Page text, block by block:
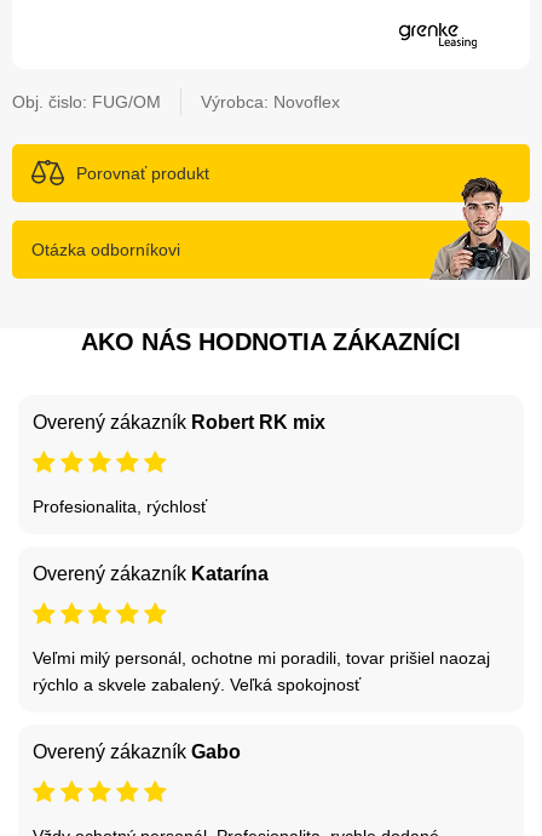
Obj. čislo: FUG/OM Výrobca: Novoflex
Porovnať produkt
Otázka odborníkovi
AKO NÁS HODNOTIA ZÁKAZNÍCI
Overený zákazník Robert RK mix
Profesionalita, rýchlosť
Overený zákazník Katarína
Veľmi milý personál, ochotne mi poradili, tovar prišiel naozaj
rýchlo a skvele zabalený. Veľká spokojnosť
Overený zákazník Gabo